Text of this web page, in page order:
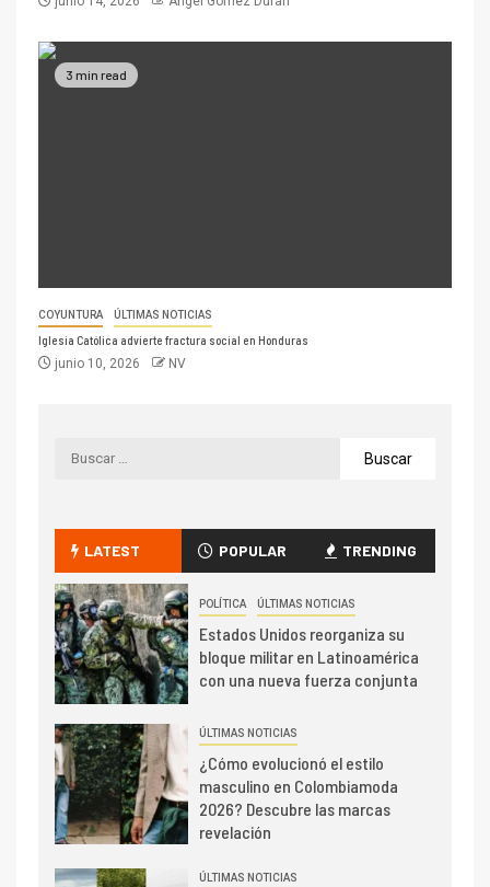
3 min read
COYUNTURA ÚLTIMAS NOTICIAS
Iglesia Católica advierte fractura social en Honduras
junio 10, 2026 NV
LATEST POPULAR TRENDING
POLÍTICA ÚLTIMAS NOTICIAS
Estados Unidos reorganiza su
bloque militar en Latinoamérica
con una nueva fuerza conjunta
ÚLTIMAS NOTICIAS
¿Cómo evolucionó el estilo
masculino en Colombiamoda
2026? Descubre las marcas
revelación
ÚLTIMAS NOTICIAS